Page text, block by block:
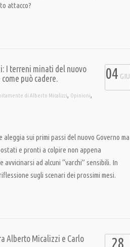
attacco?
I terreni minati del nuovo
può cadere.
di Alberto Micalizzi, Opinioni,
04 GIU
aleggia sui primi passi del nuovo Governo ma
e pronti a colpire non appena
avvicinarsi ad alcuni “varchi” sensibili. In
sugli scenari dei prossimi mesi.
Alberto Micalizzi e Carlo
28